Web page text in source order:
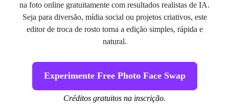
na foto online gratuitamente com resultados realistas de IA.
Seja para diversão, mídia social ou projetos criativos, este
editor de troca de rosto torna a edição simples, rápida e
natural.
Experimente Free Photo Face Swap
Créditos gratuitos na inscrição.